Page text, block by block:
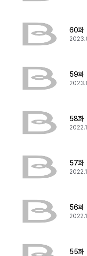
60화
59화
58화
57화
56화
55화